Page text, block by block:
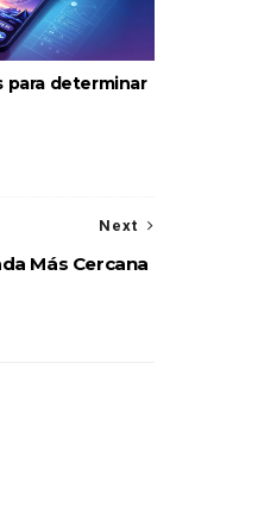
para determinar
Next
Más Cercana